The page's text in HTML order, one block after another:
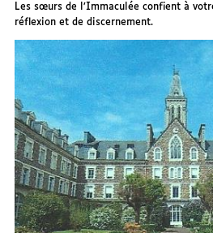
Les sœurs de l’Immaculée confient à
réflexion et de discernement.